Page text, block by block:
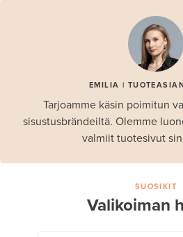
EMILIA |
Tarjoamme käsin poimitun
sisustusbrändeiltä. Olemme
valmiit tuotesivut
SUOSIKIT
Valikoiman